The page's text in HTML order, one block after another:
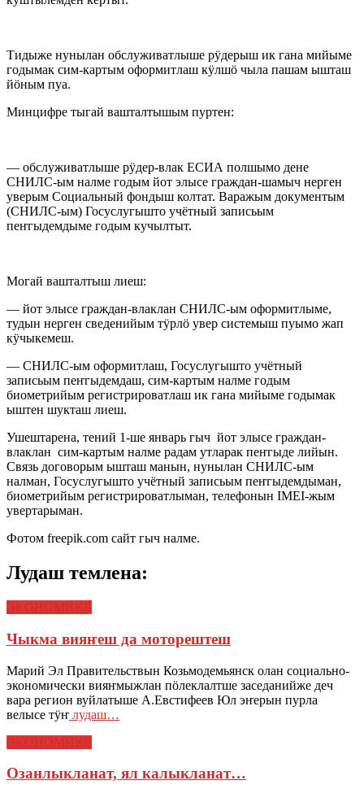
Тидыже нунылан обслуживатлыше рӱдерыш ик гана мийыме
годымак сим-картым оформитлаш кӱлшӧ чыла пашам ышташ
йӧным пуа.
Минцифре тыгай вашталтышым пуртен:
— обслуживатлыше рӱдер-влак ЕСИА полшымо дене
СНИЛС-ым налме годым йот элысе граждан-шамыч нерген
уверым Социальный фондыш колтат. Варажым документым
(СНИЛС-ым) Госуслугышто учётный записьым
пеҥгыдемдыме годым кучылтыт.
Могай вашталтыш лиеш:
— йот элысе граждан-влаклан СНИЛС-ым оформитлыме,
тудын нерген сведенийым тӱрлӧ увер системыш пуымо жап
кӱчыкемеш.
— СНИЛС-ым оформитлаш, Госуслугышто учётный
записьым пеҥгыдемдаш, сим-картым налме годым
биометрийым регистрироватлаш ик гана мийыме годымак
ыштен шукташ лиеш.
Ушештарена, тений 1-ше январь гыч йот элысе граждан-
влаклан сим-картым налме радам утларак пеҥгыде лийын.
Связь договорым ышташ манын, нунылан СНИЛС-ым
налман, Госуслугышто учётный записьым пеҥгыдемдыман,
биометрийым регистрироватлыман, телефонын IMEI-жым
увертарыман.
Фотом freepik.com сайт гыч налме.
Лудаш темлена:
Чыкма вияҥеш да моторештеш
Марий Эл Правительствын Козьмодемьянск олан социально-
экономически вияҥмыжлан пӧлеклалтше заседанийже деч
вара регион вуйлатыше А.Евстифеев Юл эҥерын пурла
велысе тӱҥ лудаш…
Озанлыкланат, ял калыкланат…